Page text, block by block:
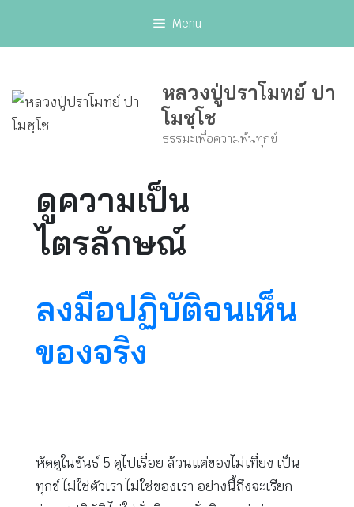
Menu
หลวงปู่ปราโมทย์ ปา
โมชฺโช
ธรรมะเพื่อความพ้นทุกข์
ดูความเป็น
ไตรลักษณ์
ลงมือปฏิบัติจนเห็น
ของจริง
หัดดูในขันธ์ 5 ดูไปเรื่อย ล้วนแต่ของไม่เที่ยง เป็น
ทุกข์ ไม่ใช่ตัวเรา ไม่ใช่ของเรา อย่างนี้ถึงจะเรียก